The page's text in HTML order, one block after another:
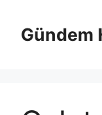
Gündem